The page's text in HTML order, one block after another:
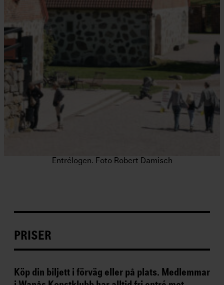
info@wanaskonst.se
Entrélogen. Foto Robert Damisch
PRISER
Köp din biljett i förväg eller på plats. Medlemmar